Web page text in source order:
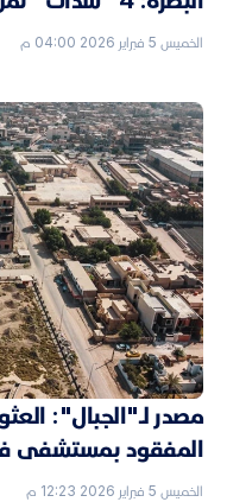
الخميس 5 فبراير 2026 04:00 م
مصدر لـ"الجبال":
المفقود بمستشفى
الخميس 5 فبراير 2026 12:23 م